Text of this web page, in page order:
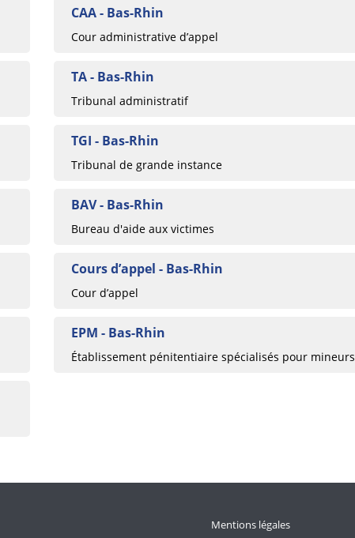
CAA - Bas-Rhin
Cour administrative d’appel
TA - Bas-Rhin
Tribunal administratif
TGI - Bas-Rhin
Tribunal de grande instance
BAV - Bas-Rhin
Bureau d'aide aux victimes
Cours d’appel - Bas-Rhin
Cour d’appel
EPM - Bas-Rhin
Établissement pénitentiaire spécialisés pour mineurs
Mentions légales